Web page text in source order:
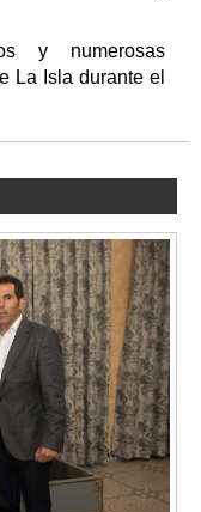
y numerosas
La Isla durante el